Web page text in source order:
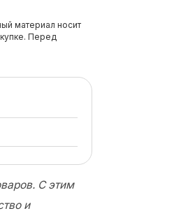
материал носит
Перед
С этим
и